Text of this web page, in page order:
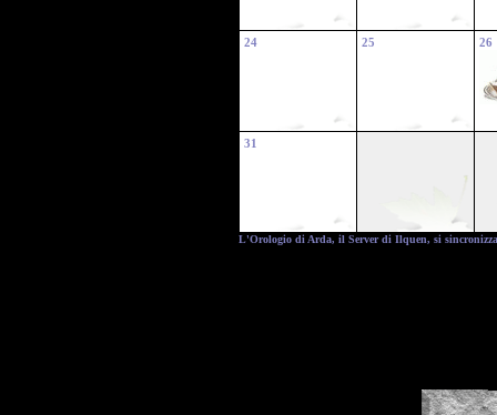
24 25 26
31
L'Orologio di Arda, il Server di Ilquen, si